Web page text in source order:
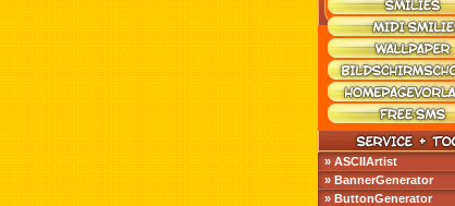
» ASCIIArtist
» BannerGenerator
» ButtonGenerator